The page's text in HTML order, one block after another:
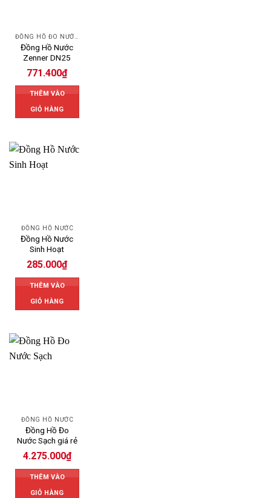
Đồng Hồ Nước
Zenner DN25
771.400₫
THÊM VÀO
GIỎ HÀNG
ĐỒNG HỒ NƯỚC
Đồng Hồ Nước
Sinh Hoạt
285.000₫
THÊM VÀO
GIỎ HÀNG
ĐỒNG HỒ NƯỚC
Đồng Hồ Đo
Nước Sạch giá rẻ
4.275.000₫
THÊM VÀO
GIỎ HÀNG